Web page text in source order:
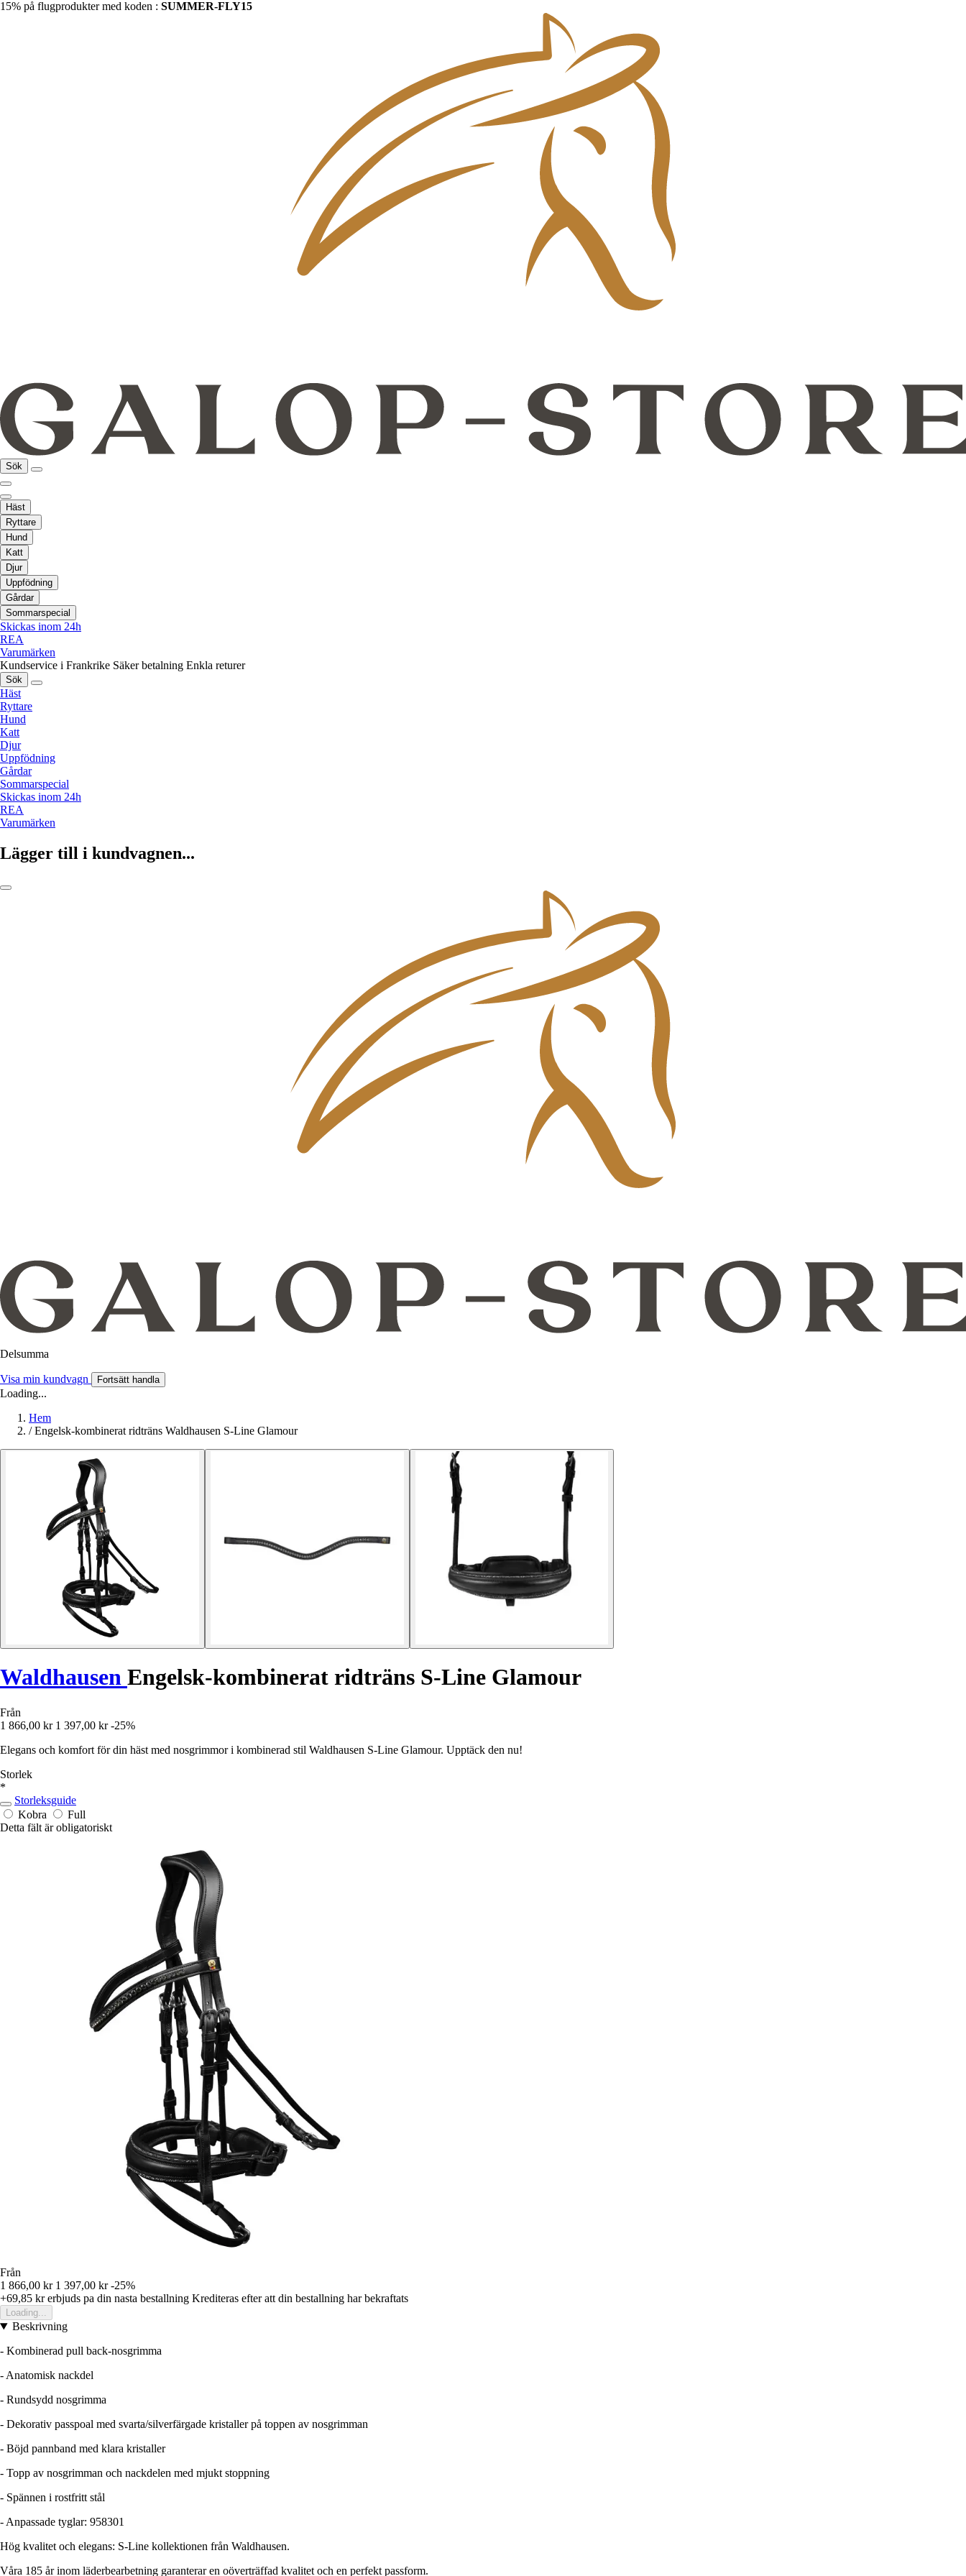
15% på flugprodukter med koden : SUMMER-FLY15
Sök
Häst
Ryttare
Hund
Katt
Djur
Uppfödning
Gårdar
Sommarspecial
Skickas inom 24h
REA
Varumärken
Kundservice i Frankrike Säker betalning Enkla returer
Sök
Häst
Ryttare
Hund
Katt
Djur
Uppfödning
Gårdar
Sommarspecial
Skickas inom 24h
REA
Varumärken
Lägger till i kundvagnen...
Delsumma
Visa min kundvagn Fortsätt handla
Loading...
Hem
/ Engelsk-kombinerat ridträns Waldhausen S-Line Glamour
Waldhausen Engelsk-kombinerat ridträns S-Line Glamour
Från
1 866,00 kr 1 397,00 kr -25%
Elegans och komfort för din häst med nosgrimmor i kombinerad stil Waldhausen S-Line Glamour. Upptäck den nu!
Storlek
*
Storleksguide
Kobra
Full
Detta fält är obligatoriskt
Från
1 866,00 kr 1 397,00 kr -25%
+69,85 krerbjuds pa din nasta bestallning Krediteras efter att din bestallning har bekraftats
Loading...
Beskrivning
- Kombinerad pull back-nosgrimma
- Anatomisk nackdel
- Rundsydd nosgrimma
- Dekorativ passpoal med svarta/silverfärgade kristaller på toppen av nosgrimman
- Böjd pannband med klara kristaller
- Topp av nosgrimman och nackdelen med mjukt stoppning
- Spännen i rostfritt stål
- Anpassade tyglar: 958301
Hög kvalitet och elegans: S-Line kollektionen från Waldhausen.
Våra 185 år inom läderbearbetning garanterar en oöverträffad kvalitet och en perfekt passform.